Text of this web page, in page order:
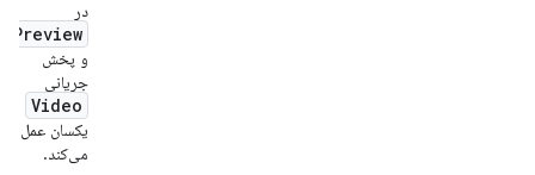
در
Preview
و پخش
جریانی
Video
یکسان عمل
می‌کند.